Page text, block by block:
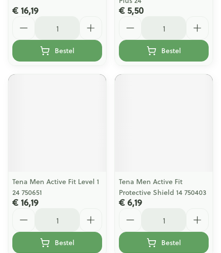
€ 16,19
Bestel
€ 5,50
Bestel
Tena Men Active Fit Level 1
24 750651
€ 16,19
Bestel
Tena Men Active Fit
Protective Shield 14 750403
€ 6,19
Bestel